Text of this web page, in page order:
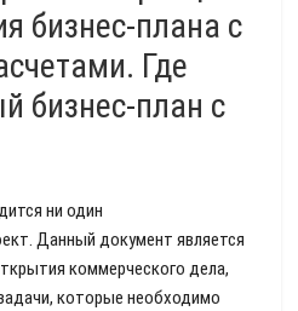
бизнес-плана с
Где
бизнес-план с
ни один
Данный документ является
коммерческого дела,
которые необходимо